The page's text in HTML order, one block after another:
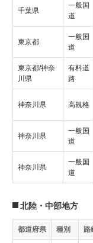
千葉県
一般国
道
東京都
一般国
道
東京都/神奈
川県
有料道
路
神奈川県 高規格
神奈川県
一般国
道
神奈川県
一般国
道
北陸・中部地方
都道府県 種別 路